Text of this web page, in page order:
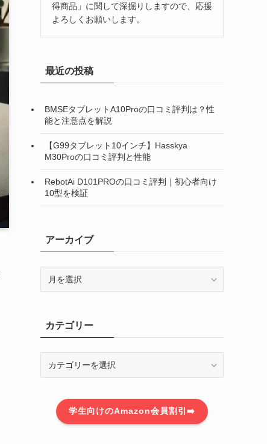
得商品」に関して深掘りしますので、応援
よろしくお願いします。
最近の投稿
BMSEタブレットA10Proの口コミ評判は？性
能と注意点を解説
【G99タブレット10インチ】Hasskya
M30Proの口コミ評判と性能
RebotAi D101PROの口コミ評判｜初心者向け
10型を検証
アーカイブ
ブカテゴリー
学生向けのAmazon会員割引➡️